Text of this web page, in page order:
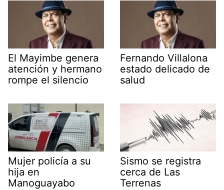
El Mayimbe genera
atención y hermano
rompe el silencio
Fernando Villalona
estado delicado de
salud
Mujer policía a su
hija en
Manoguayabo
Sismo se registra
cerca de Las
Terrenas